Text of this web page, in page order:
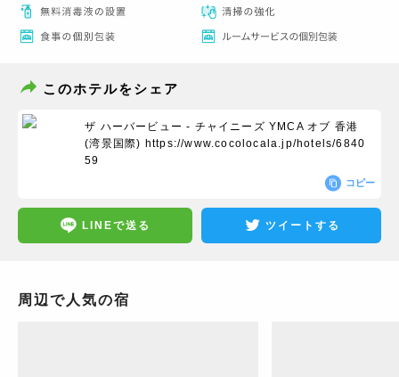
このホテルをシェア
ザ ハーバービュー - チャイニーズ YMCA オブ 香港
(湾景国際) https://www.cocolocala.jp/hotels/6840
59
コピー
LINEで送る ツイートする
周辺で人気の宿